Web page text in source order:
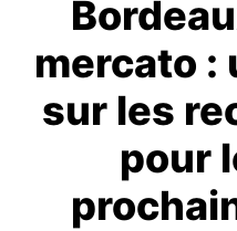
mercato :
sur les
pour